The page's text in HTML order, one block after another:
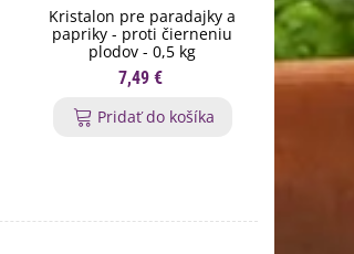
Kristalon pre paradajky a
papriky - proti čierneniu
plodov - 0,5 kg
7,49 €
Pridať do košíka
Hoštické
cukety a